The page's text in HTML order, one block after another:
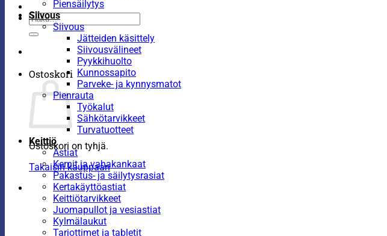
Etsi:
Ostoskori
Ostoskori on tyhjä.
Takaisin kauppaan
Piensäilytys
Siivous
Siivous
Jätteiden käsittely
Siivousvälineet
Pyykkihuolto
Kunnossapito
Parveke- ja kynnysmatot
Pienrauta
Työkalut
Sähkötarvikkeet
Turvatuotteet
Keittiö
Astiat
Kernit ja vahakankaat
Pakastus- ja säilytysrasiat
Kertakäyttöastiat
Keittiötarvikkeet
Juomapullot ja vesiastiat
Kylmälaukut
Tarjottimet ja tabletit